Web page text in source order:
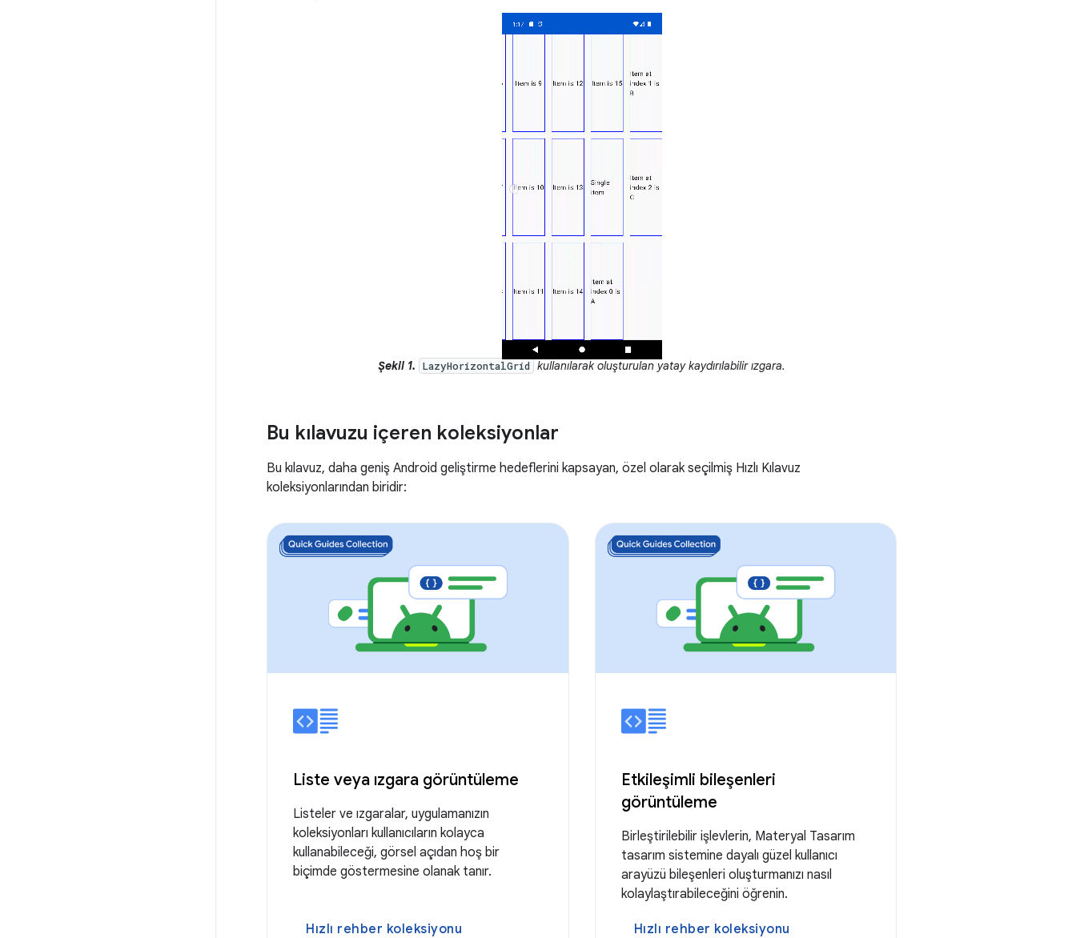
Şekil 1. LazyHorizontalGrid kullanılarak oluşturulan yatay kaydırılabilir ızgara.
Bu kılavuzu içeren koleksiyonlar
Bu kılavuz, daha geniş Android geliştirme hedeflerini kapsayan, özel olarak seçilmiş Hızlı Kılavuz
koleksiyonlarından biridir:
Liste veya ızgara görüntüleme
Listeler ve ızgaralar, uygulamanızın
koleksiyonları kullanıcıların kolayca
kullanabileceği, görsel açıdan hoş bir
biçimde göstermesine olanak tanır.
Hızlı rehber koleksiyonu
Etkileşimli bileşenleri
görüntüleme
Birleştirilebilir işlevlerin, Materyal Tasarım
tasarım sistemine dayalı güzel kullanıcı
arayüzü bileşenleri oluşturmanızı nasıl
kolaylaştırabileceğini öğrenin.
Hızlı rehber koleksiyonu